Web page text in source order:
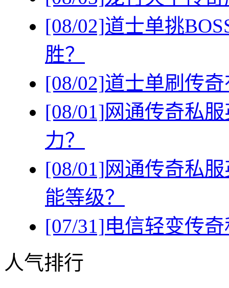
[08/02]道士单挑
胜？
[08/02]道士单刷传
[08/01]网通传奇私
力？
[08/01]网通传奇私
能等级？
[07/31]电信轻变传
人气排行